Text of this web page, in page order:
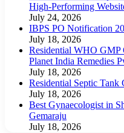
High-Performing
July 24, 2026
IBPS PO Notification
July 18, 2026
Residential WHO GMP
Planet India Remedies
July 18, 2026
Residential Septic Tank
July 18, 2026
Best Gynaecologist in
Gemaraju
July 18, 2026